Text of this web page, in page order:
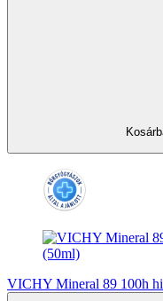
VICHY Mineral 89 100h